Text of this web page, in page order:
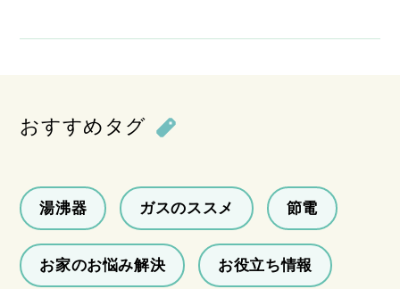
おすすめタグ
湯沸器 ガスのススメ 節電
お家のお悩み解決 お役立ち情報